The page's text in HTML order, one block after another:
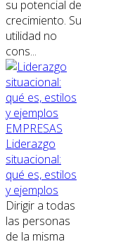
su potencial de
crecimiento. Su
utilidad no
cons...
EMPRESAS
Liderazgo
situacional:
qué es, estilos
y ejemplos
Dirigir a todas
las personas
de la misma